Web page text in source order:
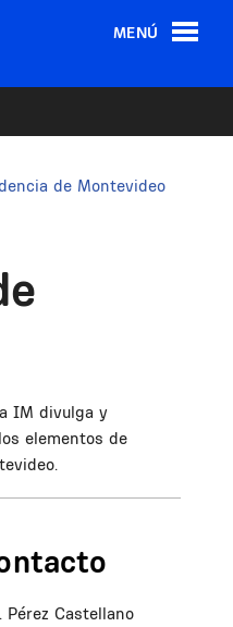
MENÚ
de Montevideo
IM divulga y
elementos de
Pérez Castellano